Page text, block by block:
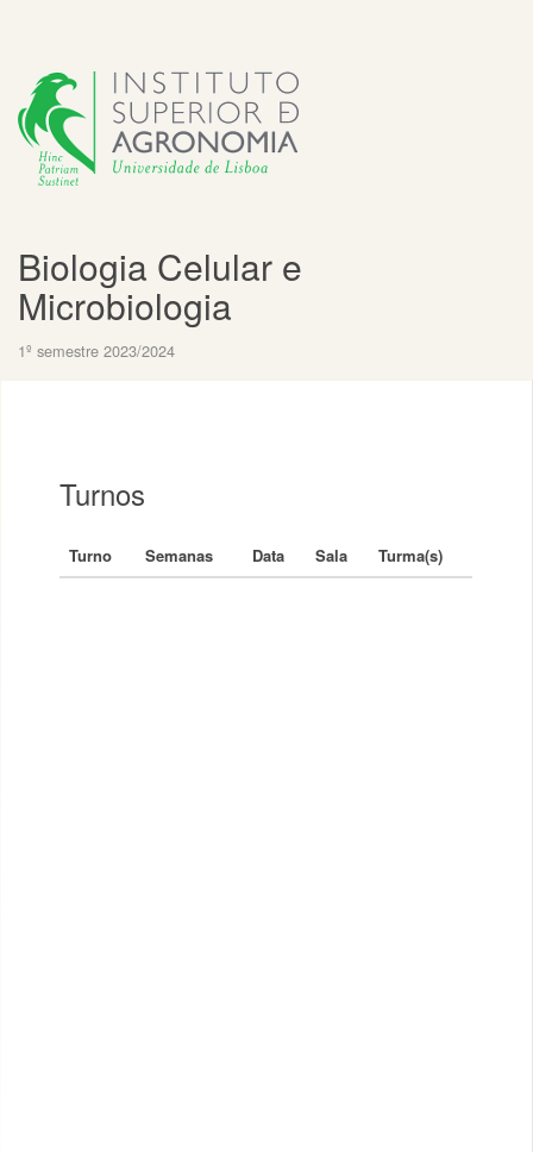
Biologia Celular e
Microbiologia
1º semestre 2023/2024
Turnos
Turno Semanas Data Sala Turma(s)